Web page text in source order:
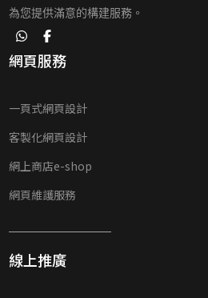
為您提供滿意的構建服務。
網頁服務
一頁式網頁設計
客製化網頁設計
網上商店e-shop
網頁維護服務
線上推廣